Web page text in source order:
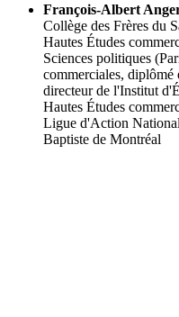
François-Albert
Collège des Frères du
Hautes Études
Sciences politiques
commerciales, diplômé
directeur de l'Institut
Hautes Études
Ligue d'Action
Baptiste de Montréal